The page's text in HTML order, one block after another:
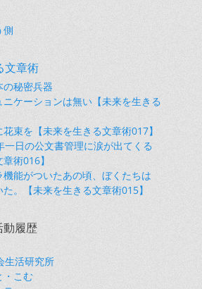
側
文章術
の秘密兵器
ケーションは無い【未来を生きる
束を【未来を生きる文章術017】
一日の公文書管理に涙が出てくる
術016】
能がついたあの頃、ぼくたちは
た。【未来を生きる文章術015】
動履歴
生活研究所
・こむ